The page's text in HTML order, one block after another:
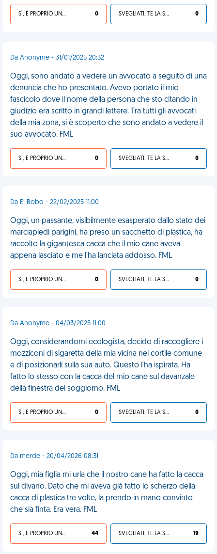
SÌ, È PROPRIO UNA VDM! 0 SVEGLIATI, TE LA SEI CERCATA! 0
Da Anonyme - 31/01/2025 20:32
Oggi, sono andato a vedere un avvocato a seguito di una
denuncia che ho presentato. Avevo portato il mio
fascicolo dove il nome della persona che sto citando in
giudizio era scritto in grandi lettere. Tra tutti gli avvocati
della mia zona, si è scoperto che sono andato a vedere il
suo avvocato. FML
SÌ, È PROPRIO UNA VDM! 0 SVEGLIATI, TE LA SEI CERCATA! 0
Da El Bobo - 22/02/2025 11:00
Oggi, un passante, visibilmente esasperato dallo stato dei
marciapiedi parigini, ha preso un sacchetto di plastica, ha
raccolto la gigantesca cacca che il mio cane aveva
appena lasciato e me l'ha lanciata addosso. FML
SÌ, È PROPRIO UNA VDM! 0 SVEGLIATI, TE LA SEI CERCATA! 0
Da Anonyme - 04/03/2025 11:00
Oggi, considerandomi ecologista, decido di raccogliere i
mozziconi di sigaretta della mia vicina nel cortile comune
e di posizionarli sulla sua auto. Questo l'ha ispirata. Ha
fatto lo stesso con la cacca del mio cane sul davanzale
della finestra del soggiorno. FML
SÌ, È PROPRIO UNA VDM! 0 SVEGLIATI, TE LA SEI CERCATA! 0
Da merde - 20/04/2026 08:31
Oggi, mia figlia mi urla che il nostro cane ha fatto la cacca
sul divano. Dato che mi aveva già fatto lo scherzo della
cacca di plastica tre volte, la prendo in mano convinto
che sia finta. Era vera. FML
SÌ, È PROPRIO UNA VDM! 44 SVEGLIATI, TE LA SEI CERCATA! 19